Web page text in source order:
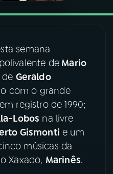
Facebook
semana
de Mario
Geraldo
com o grande
em registro de 1990;
Lobos na livre
Gismonti e um
músicas da
Xaxado, Marinês.